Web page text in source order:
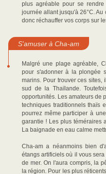
plus agréable pour se
journée allant jusqu'à 26°C.
donc réchauffer vos corps sur
S'amuser à Cha-am
Malgré une plage agréable,
pour s'adonner à la plongée
marins. Pour trouver ces
sud de la Thaïlande.
opportunités. Les amateurs de
techniques traditionnels thaïs
pourrez même participer à
garantie ! Les plus téméraires
La baignade en eau calme
Cha-am a néanmoins bien
étangs artificiels où il vous
de mer. On l'aura compris, la
la région. Pour les plus